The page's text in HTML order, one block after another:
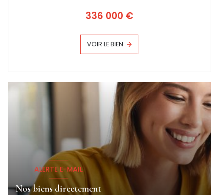
336 000 €
VOIR LE BIEN
ALERTE E-MAIL
Nos biens directement